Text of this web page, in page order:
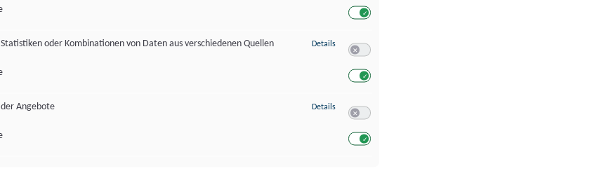
oder Kombinationen von Daten aus verschiedenen Quellen
Details zu Analyse von Zielgruppen durch Statistiken oder Kombinationen von
Angebote
Details zu Entwicklung und Verbesserung der Angebote